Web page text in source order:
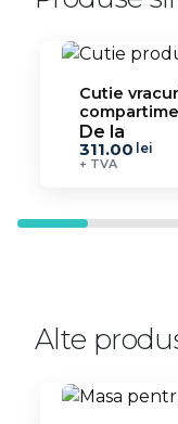
Cutie
SPPA 7.2
De la
311.00 lei
+ TVA
Alte